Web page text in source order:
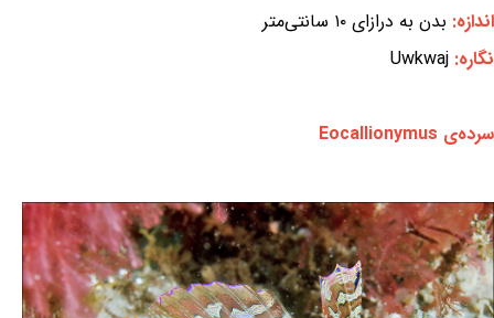
اندازه: بدن به درازای ۱۰ سانتی‌متر
نگاره: Uwkwaj
سرده‌ی Eocallionymus